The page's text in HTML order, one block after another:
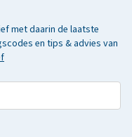
met daarin de laatste
en tips & advies van